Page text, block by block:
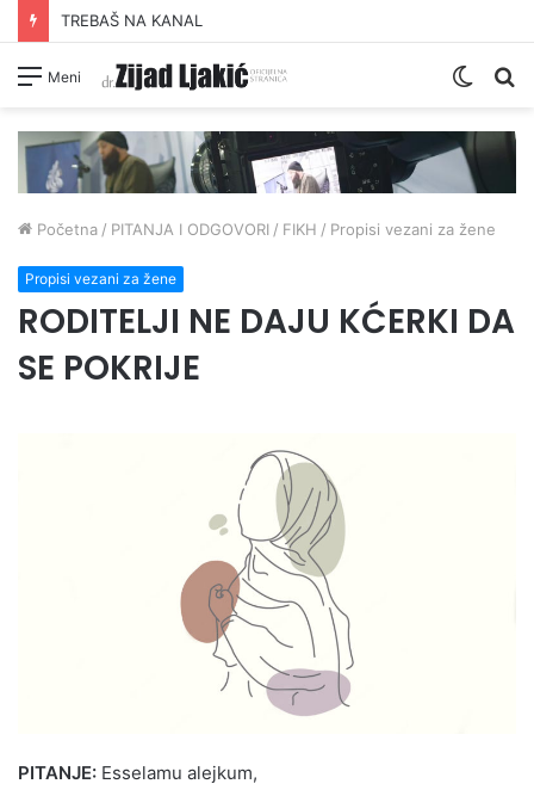
ŠUTNJA DAIJA O PRONEVJERI ZEKATA OD STRANE IZ-a
Meni
Switch
Početna / PITANJA I ODGOVORI / FIKH / Propisi vezani za žene
Propisi vezani za žene
RODITELJI NE DAJU KĆERKI DA
SE POKRIJE
PITANJE: Esselamu alejkum,